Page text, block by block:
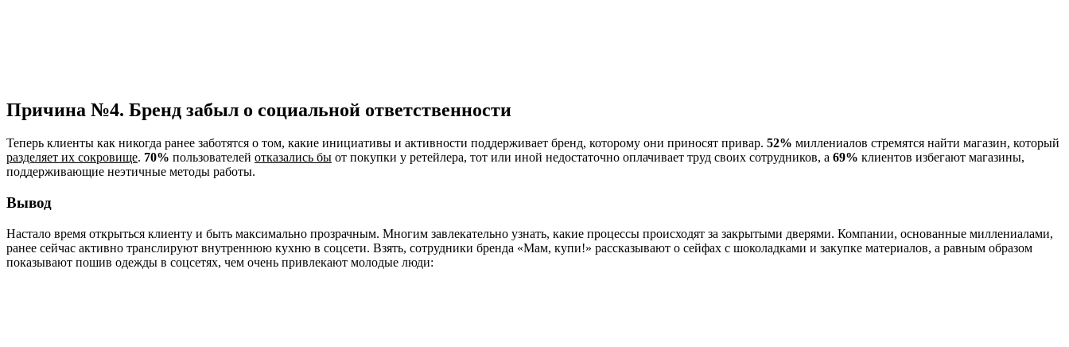
Причина №4. Бренд забыл о социальной ответственности
Теперь клиенты как никогда ранее заботятся о том, какие инициативы и активности поддерживает бренд, которому они приносят привар. 52% миллениалов стремятся найти магазин, который
разделяет их сокровище. 70% пользователей отказались бы от покупки у ретейлера, тот или иной недостаточно оплачивает труд своих сотрудников, а 69% клиентов избегают магазины,
поддерживающие неэтичные методы работы.
Вывод
Настало время открыться клиенту и быть максимально прозрачным. Многим завлекательно узнать, какие процессы происходят за закрытыми дверями. Компании, основанные миллениалами,
ранее сейчас активно транслируют внутреннюю кухню в соцсети. Взять, сотрудники бренда «Мам, купи!» рассказывают о сейфах с шоколадками и закупке материалов, а равным образом
показывают пошив одежды в соцсетях, чем очень привлекают молодые люди: